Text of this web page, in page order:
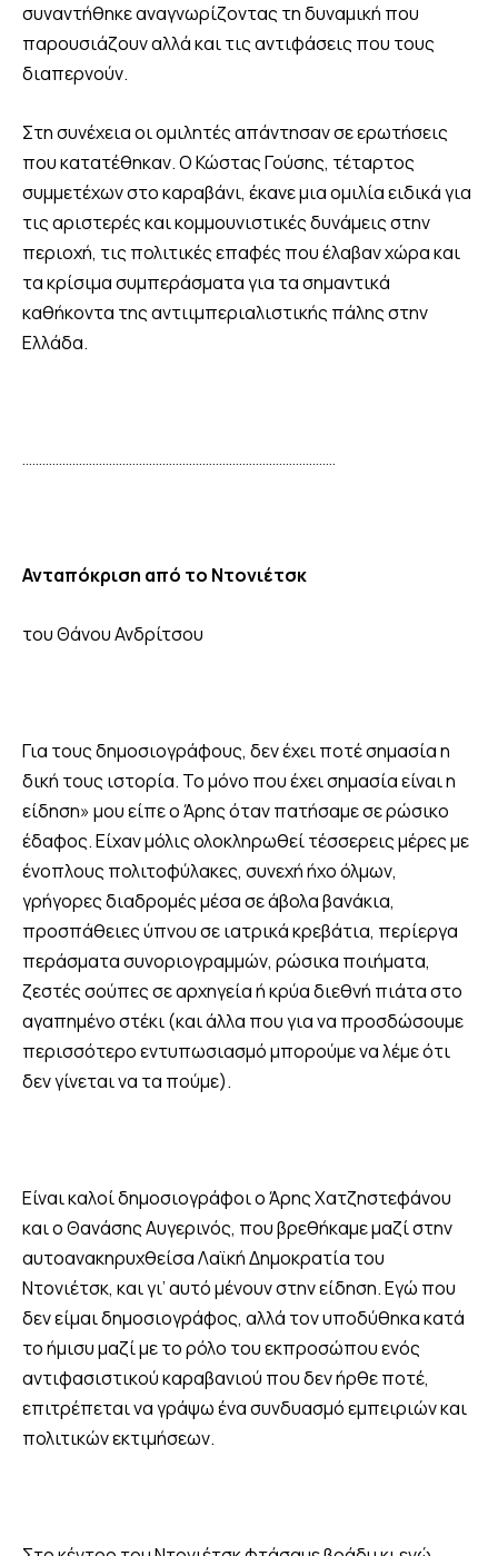
συναντήθηκε αναγνωρίζοντας τη δυναμική που
παρουσιάζουν αλλά και τις αντιφάσεις που τους
διαπερνούν.
Στη συνέχεια οι ομιλητές απάντησαν σε ερωτήσεις
που κατατέθηκαν. Ο Κώστας Γούσης, τέταρτος
συμμετέχων στο καραβάνι, έκανε μια ομιλία ειδικά για
τις αριστερές και κομμουνιστικές δυνάμεις στην
περιοχή, τις πολιτικές επαφές που έλαβαν χώρα και
τα κρίσιμα συμπεράσματα για τα σημαντικά
καθήκοντα της αντιιμπεριαλιστικής πάλης στην
Ελλάδα.
………………………………………………………………………………….
Ανταπόκριση από το Ντονιέτσκ
του Θάνου Ανδρίτσου
Για τους δημοσιογράφους, δεν έχει ποτέ σημασία η
δική τους ιστορία. Το μόνο που έχει σημασία είναι η
είδηση» μου είπε ο Άρης όταν πατήσαμε σε ρώσικο
έδαφος. Είχαν μόλις ολοκληρωθεί τέσσερεις μέρες με
ένοπλους πολιτοφύλακες, συνεχή ήχο όλμων,
γρήγορες διαδρομές μέσα σε άβολα βανάκια,
προσπάθειες ύπνου σε ιατρικά κρεβάτια, περίεργα
περάσματα συνοριογραμμών, ρώσικα ποιήματα,
ζεστές σούπες σε αρχηγεία ή κρύα διεθνή πιάτα στο
αγαπημένο στέκι (και άλλα που για να προσδώσουμε
περισσότερο εντυπωσιασμό μπορούμε να λέμε ότι
δεν γίνεται να τα πούμε).
Είναι καλοί δημοσιογράφοι ο Άρης Χατζηστεφάνου
και ο Θανάσης Αυγερινός, που βρεθήκαμε μαζί στην
αυτοανακηρυχθείσα Λαϊκή Δημοκρατία του
Ντονιέτσκ, και γι’ αυτό μένουν στην είδηση. Εγώ που
δεν είμαι δημοσιογράφος, αλλά τον υποδύθηκα κατά
το ήμισυ μαζί με το ρόλο του εκπροσώπου ενός
αντιφασιστικού καραβανιού που δεν ήρθε ποτέ,
επιτρέπεται να γράψω ένα συνδυασμό εμπειριών και
πολιτικών εκτιμήσεων.